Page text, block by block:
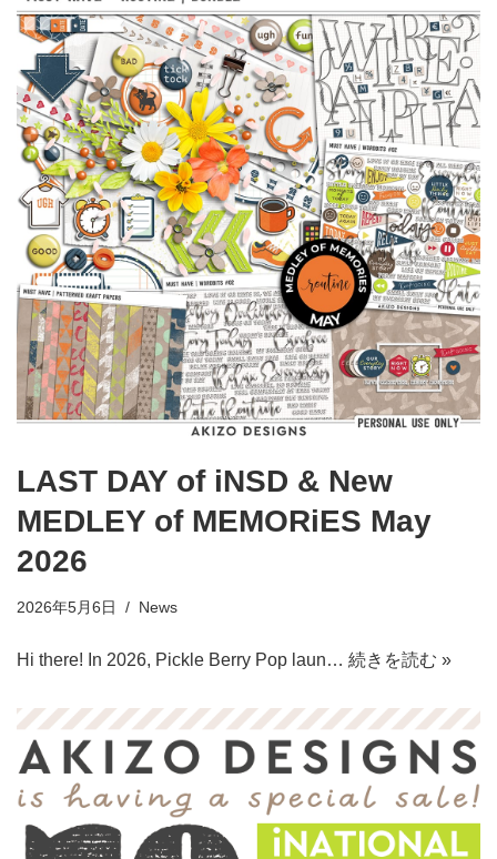
LAST DAY of iNSD & New
MEDLEY of MEMORiES May
2026
2026年5月6日 News
Hi there! In 2026, Pickle Berry Pop laun… 続きを読む »